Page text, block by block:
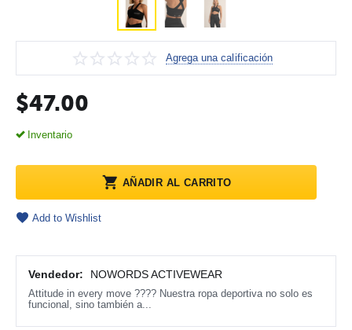
Agrega una calificación
$47.00
Inventario
AÑADIR AL CARRITO
Add to Wishlist
Vendedor: NOWORDS ACTIVEWEAR
Attitude in every move ???? Nuestra ropa deportiva no solo es
funcional, sino también a...